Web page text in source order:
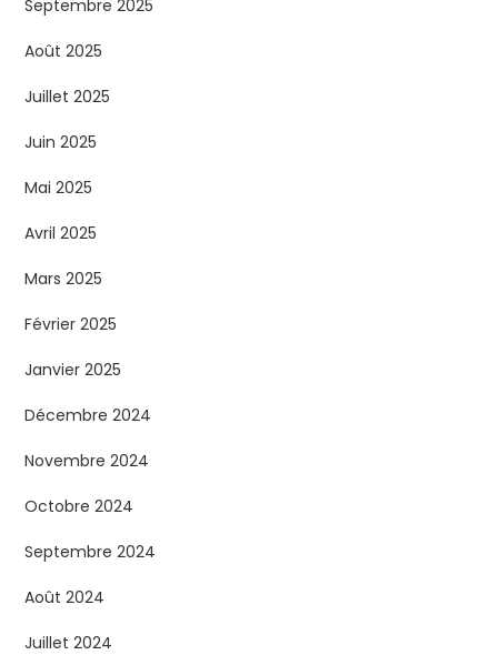
Septembre 2025
Août 2025
Juillet 2025
Juin 2025
Mai 2025
Avril 2025
Mars 2025
Février 2025
Janvier 2025
Décembre 2024
Novembre 2024
Octobre 2024
Septembre 2024
Août 2024
Juillet 2024